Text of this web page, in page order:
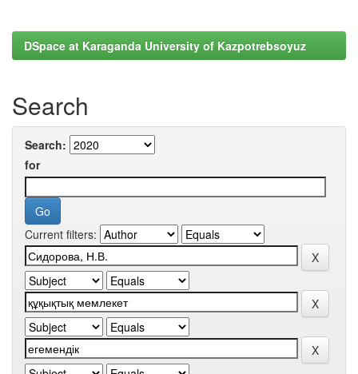
DSpace at Karaganda University of Kazpotrebsoyuz
Search
Search:
for
Current filters: